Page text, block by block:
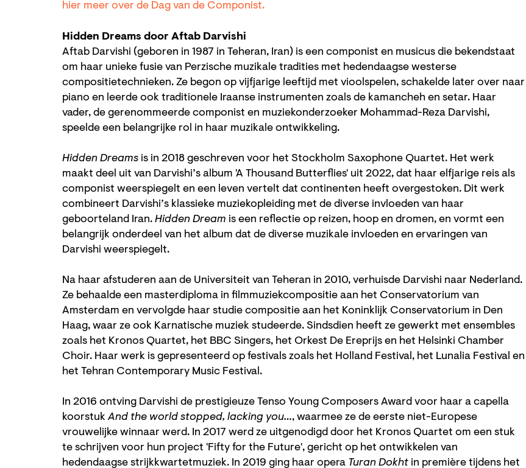
hier meer over de Dag van de Componist.
Hidden Dreams door Aftab Darvishi
Aftab Darvishi (geboren in 1987 in Teheran, Iran) is een componist en musicus die bekendstaat
om haar unieke fusie van Perzische muzikale tradities met hedendaagse westerse
compositietechnieken. Ze begon op vijfjarige leeftijd met vioolspelen, schakelde later over naar
piano en leerde ook traditionele Iraanse instrumenten zoals de kamancheh en setar. Haar
vader, de gerenommeerde componist en muziekonderzoeker Mohammad-Reza Darvishi,
speelde een belangrijke rol in haar muzikale ontwikkeling.
Hidden Dreams is in 2018 geschreven voor het Stockholm Saxophone Quartet. Het werk
maakt deel uit van Darvishi’s album 'A Thousand Butterflies' uit 2022, dat haar elfjarige reis als
componist weerspiegelt en een leven vertelt dat continenten heeft overgestoken. Dit werk
combineert Darvishi’s klassieke muziekopleiding met de diverse invloeden van haar
geboorteland Iran. Hidden Dream is een reflectie op reizen, hoop en dromen, en vormt een
belangrijk onderdeel van het album dat de diverse muzikale invloeden en ervaringen van
Darvishi weerspiegelt.
Na haar afstuderen aan de Universiteit van Teheran in 2010, verhuisde Darvishi naar Nederland.
Ze behaalde een masterdiploma in filmmuziekcompositie aan het Conservatorium van
Amsterdam en vervolgde haar studie compositie aan het Koninklijk Conservatorium in Den
Haag, waar ze ook Karnatische muziek studeerde. Sindsdien heeft ze gewerkt met ensembles
zoals het Kronos Quartet, het BBC Singers, het Orkest De Ereprijs en het Helsinki Chamber
Choir. Haar werk is gepresenteerd op festivals zoals het Holland Festival, het Lunalia Festival en
het Tehran Contemporary Music Festival.
In 2016 ontving Darvishi de prestigieuze Tenso Young Composers Award voor haar a capella
koorstukAnd the world stopped, lacking you…, waarmee ze de eerste niet-Europese
vrouwelijke winnaar werd. In 2017 werd ze uitgenodigd door het Kronos Quartet om een stuk
te schrijven voor hun project 'Fifty for the Future', gericht op het ontwikkelen van
hedendaagse strijkkwartetmuziek. In 2019 ging haar opera Turan Dokht in première tijdens het